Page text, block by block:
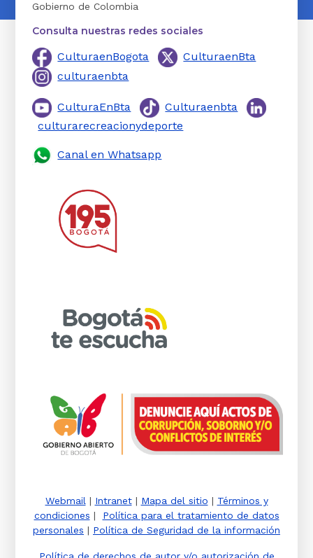
Gobierno de Colombia
Consulta nuestras redes sociales
CulturaenBogota
CulturaenBta
culturaenbta
CulturaEnBta
Culturaenbta
culturarecreacionydeporte
Canal en Whatsapp
Webmail | Intranet| Mapa del sitio | Términos y
condiciones | Política para el tratamiento de datos
personales | Política de Seguridad de la información